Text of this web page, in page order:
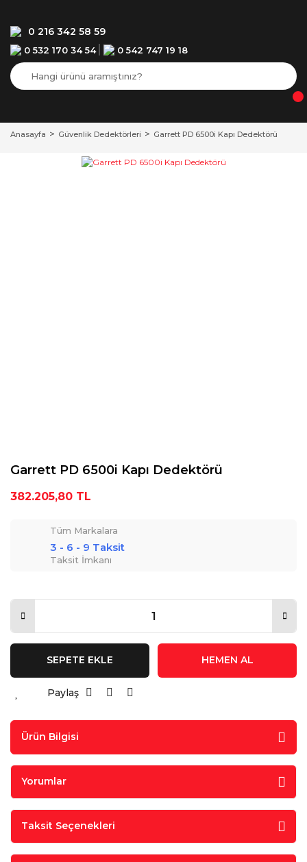
0 216 342 58 59
0 532 170 34 54 0 542 747 19 18
Anasayfa Güvenlik Dedektörleri Garrett PD 6500i Kapı Dedektörü
Garrett PD 6500i Kapı Dedektörü
382.205,80 TL
Tüm Markalara
3 - 6 - 9 Taksit
Taksit İmkanı
SEPETE EKLE HEMEN AL
Paylaş
Ürün Bilgisi
Yorumlar
Taksit Seçenekleri